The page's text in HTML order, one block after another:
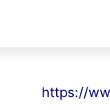
https://